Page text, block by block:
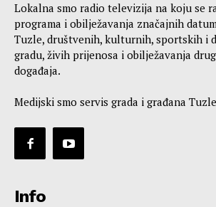
Lokalna smo radio televizija na koju se
programa i obilježavanja značajnih
Tuzle, društvenih, kulturnih, sportskih i
gradu, živih prijenosa i obilježavanja
događaja.
Medijski smo servis grada i građana
Info